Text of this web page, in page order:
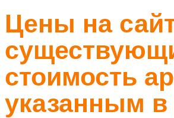
Цены на
стоимость
указанным в